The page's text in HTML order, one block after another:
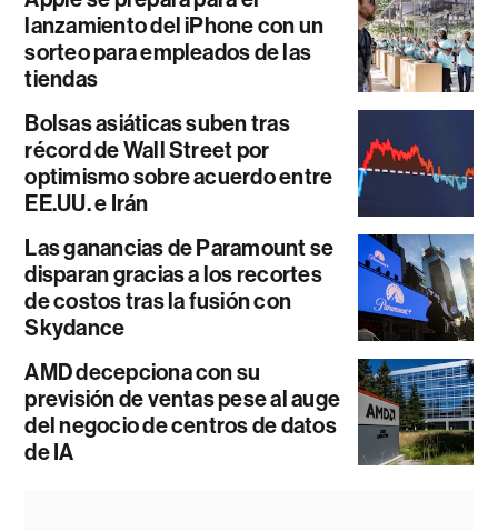
lanzamiento del iPhone con un
sorteo para empleados de las
tiendas
Bolsas asiáticas suben tras
récord de Wall Street por
optimismo sobre acuerdo entre
EE.UU. e Irán
Las ganancias de Paramount se
disparan gracias a los recortes
de costos tras la fusión con
Skydance
AMD decepciona con su
previsión de ventas pese al auge
del negocio de centros de datos
de IA